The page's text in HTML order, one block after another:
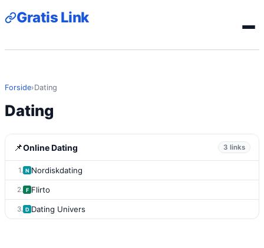
Gratis Link
Forside›Dating
Dating
📌Online Dating 3 links
1. N Nordiskdating
2. F Flirto
3. D Dating Univers